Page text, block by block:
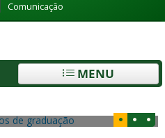
Comunicação
MENU